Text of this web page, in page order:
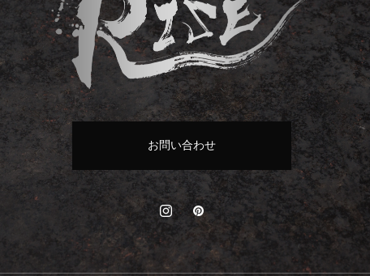
お問い合わせ